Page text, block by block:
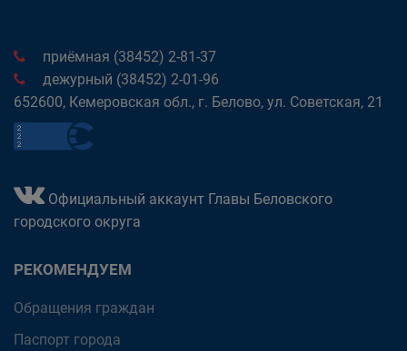
приёмная (38452) 2-81-37
дежурный (38452) 2-01-96
652600, Кемеровская обл., г. Белово, ул. Советская, 21
Официальный аккаунт Главы Беловского
городского округа
РЕКОМЕНДУЕМ
Обращения граждан
Паспорт города